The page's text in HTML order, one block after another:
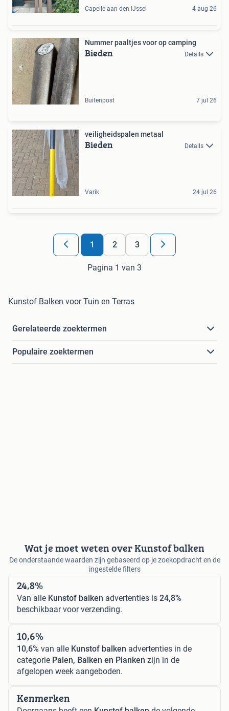
Capelle aan den IJssel 4 aug 26
Nummer paaltjes voor op camping
Bieden Details
Buitenpost 7 jul 26
veiligheidspalen metaal
Bieden Details
Varik 24 jul 26
1 2 3
Pagina 1 van 3
Kunstof Balken voor Tuin en Terras
Gerelateerde zoektermen
Populaire zoektermen
Wat je moet weten over Kunstof balken
De onderstaande waarden zijn gebaseerd op je zoekopdracht en de
ingestelde filters
24,8%
Van alle Kunstof balken advertenties is 24,8%
beschikbaar voor verzending.
10,6%
10,6% van alle Kunstof balken advertenties in de
categorie Palen, Balken en Planken zijn in de
afgelopen week aangeboden.
Kenmerken